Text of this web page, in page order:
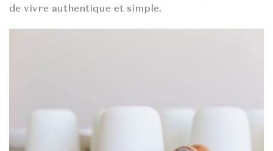
de vivre authentique et simple.